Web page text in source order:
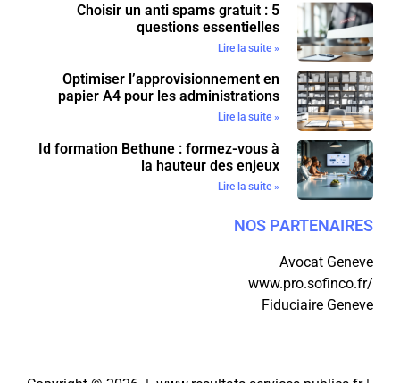
Choisir un anti spams gratuit : 5
questions essentielles
Lire la suite »
Optimiser l’approvisionnement en
papier A4 pour les administrations
Lire la suite »
Id formation Bethune : formez-vous à
la hauteur des enjeux
Lire la suite »
NOS PARTENAIRES
Avocat Geneve
www.pro.sofinco.fr/
Fiduciaire Geneve